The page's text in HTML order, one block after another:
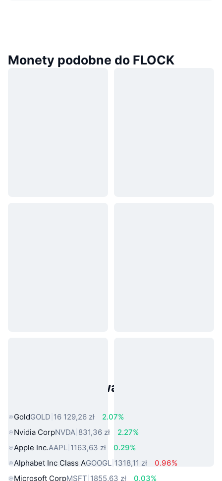
Monety podobne do FLOCK
Popularne aktywa ze świata
GoldGOLD 16 129,26 zł
2.07%
Nvidia CorpNVDA 831,36 zł
2.27%
Apple Inc.AAPL 1163,63 zł
0.29%
Alphabet Inc Class AGOOGL 1318,11 zł
0.96%
Microsoft CorpMSFT 1855,63 zł 0.03%